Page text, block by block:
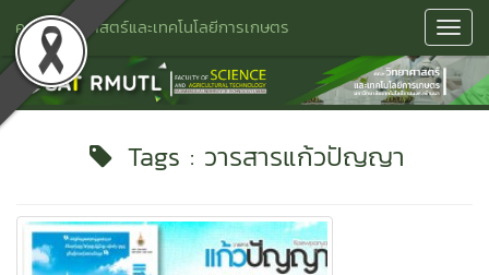
คณะวิทยาศาสตร์และเทคโนโลยีการเกษตร
Tags : วารสารแก้วปัญญา